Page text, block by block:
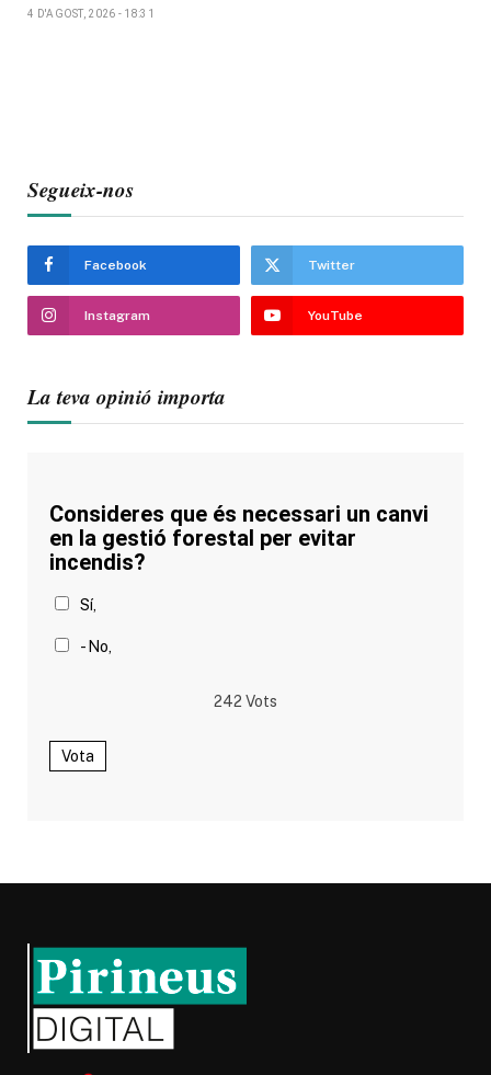
4 D'AGOST, 2026 - 18:31
Segueix-nos
Facebook Twitter
Instagram YouTube
La teva opinió importa
Consideres que és necessari un canvi
en la gestió forestal per evitar
incendis?
Sí,
- No,
242 Vots
Vota